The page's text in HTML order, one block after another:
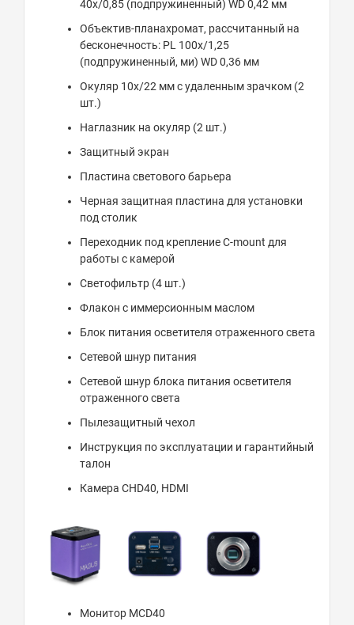
40x/0,85 (подпружиненный) WD 0,42 мм
Объектив-планахромат, рассчитанный на
бесконечность: PL 100x/1,25
(подпружиненный, ми) WD 0,36 мм
Окуляр 10x/22 мм с удаленным зрачком (2
шт.)
Наглазник на окуляр (2 шт.)
Защитный экран
Пластина светового барьера
Черная защитная пластина для установки
под столик
Переходник под крепление C-mount для
работы с камерой
Светофильтр (4 шт.)
Флакон с иммерсионным маслом
Блок питания осветителя отраженного света
Сетевой шнур питания
Сетевой шнур блока питания осветителя
отраженного света
Пылезащитный чехол
Инструкция по эксплуатации и гарантийный
талон
Камера CHD40, HDMI
Монитор MCD40